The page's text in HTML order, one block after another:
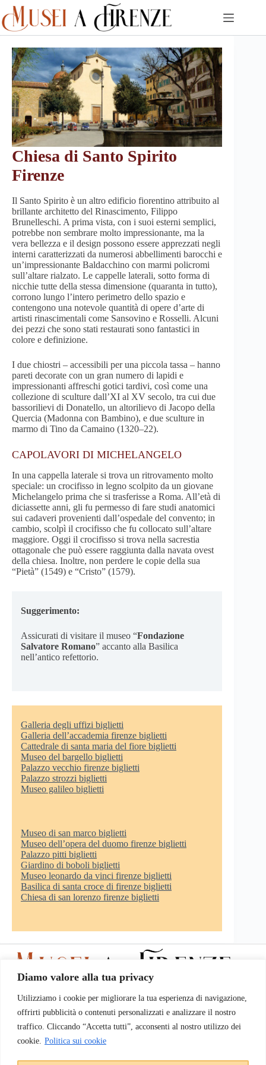
Diamo valore alla tua privacy
Utilizziamo i cookie per migliorare la tua esperienza di navigazione,
offrirti pubblicità o contenuti personalizzati e analizzare il nostro
traffico. Cliccando “Accetta tutti”, acconsenti al nostro utilizzo dei
cookie. Politica sui cookie
Skip
to
content
Chiesa di Santo Spirito
Firenze
Il Santo Spirito è un altro edificio fiorentino attribuito al
brillante architetto del Rinascimento, Filippo
Brunelleschi. A prima vista, con i suoi esterni semplici,
potrebbe non sembrare molto impressionante, ma la
vera bellezza e il design possono essere apprezzati negli
interni caratterizzati da numerosi abbellimenti barocchi e
un’impressionante Baldacchino con marmi policromi
sull’altare rialzato. Le cappelle laterali, sotto forma di
nicchie tutte della stessa dimensione (quaranta in tutto),
corrono lungo l’intero perimetro dello spazio e
contengono una notevole quantità di opere d’arte di
artisti rinascimentali come Sansovino e Rosselli. Alcuni
dei pezzi che sono stati restaurati sono fantastici in
colore e definizione.
I due chiostri – accessibili per una piccola tassa – hanno
pareti decorate con un gran numero di lapidi e
impressionanti affreschi gotici tardivi, così come una
collezione di sculture dall’XI al XV secolo, tra cui due
bassorilievi di Donatello, un altorilievo di Jacopo della
Quercia (Madonna con Bambino), e due sculture in
marmo di Tino da Camaino (1320–22).
CAPOLAVORI DI MICHELANGELO
In una cappella laterale si trova un ritrovamento molto
speciale: un crocifisso in legno scolpito da un giovane
Michelangelo prima che si trasferisse a Roma. All’età di
diciassette anni, gli fu permesso di fare studi anatomici
sui cadaveri provenienti dall’ospedale del convento; in
cambio, scolpì il crocifisso che fu collocato sull’altare
maggiore. Oggi il crocifisso si trova nella sacrestia
ottagonale che può essere raggiunta dalla navata ovest
della chiesa. Inoltre, non perdere le copie della sua
“Pietà” (1549) e “Cristo” (1579).
Suggerimento:
Assicurati di visitare il museo “Fondazione
Salvatore Romano” accanto alla Basilica
nell’antico refettorio.
Galleria degli uffizi biglietti
Galleria dell’accademia firenze biglietti
Cattedrale di santa maria del fiore biglietti
Museo del bargello biglietti
Palazzo vecchio firenze biglietti
Palazzo strozzi biglietti
Museo galileo biglietti
Museo di san marco biglietti
Museo dell’opera del duomo firenze biglietti
Palazzo pitti biglietti
Giardino di boboli biglietti
Museo leonardo da vinci firenze biglietti
Basilica di santa croce di firenze biglietti
Chiesa di san lorenzo firenze biglietti
non rappresenta il sito ufficiale dei musei di
Firenze.Note legali